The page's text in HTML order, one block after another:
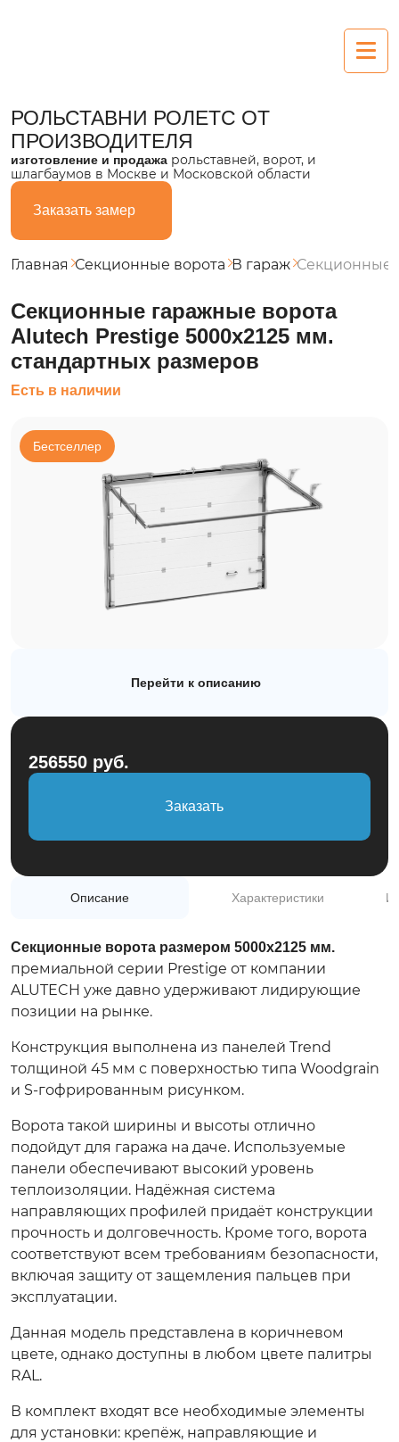
Алюминиевые
Пластиковые
Из поликарбоната
Секционные
Въездные
Автоматика
Контакты
РОЛЬСТАВНИ РОЛЕТС ОТ
ПРОИЗВОДИТЕЛЯ
изготовление и продажа рольставней, ворот, и
шлагбаумов в Москве и Московской области
Заказать замер
Главная Секционные ворота В гараж Секционные
Секционные гаражные ворота
Alutech Prestige 5000х2125 мм.
стандартных размеров
Есть в наличии
Бестселлер
Перейти к описанию
256550 руб.
Заказать
Описание Характеристики
Секционные ворота размером 5000х2125 мм.
премиальной серии Prestige от компании
ALUTECH уже давно удерживают лидирующие
позиции на рынке.
Конструкция выполнена из панелей Trend
толщиной 45 мм с поверхностью типа Woodgrain
и S-гофрированным рисунком.
Ворота такой ширины и высоты отлично
подойдут для гаража на даче. Используемые
панели обеспечивают высокий уровень
теплоизоляции. Надёжная система
направляющих профилей придаёт конструкции
прочность и долговечность. Кроме того, ворота
соответствуют всем требованиям безопасности,
включая защиту от защемления пальцев при
эксплуатации.
Данная модель представлена в коричневом
цвете, однако доступны в любом цвете палитры
RAL.
В комплект входят все необходимые элементы
для установки: крепёж, направляющие и